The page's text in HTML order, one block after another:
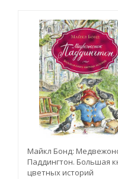
Майкл Бонд:
Паддингтон. Большая
цветных историй